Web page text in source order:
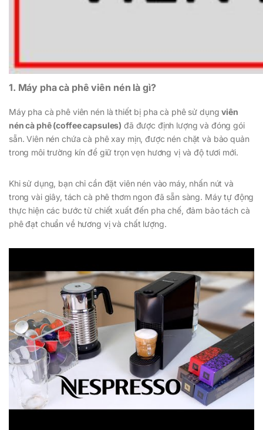
1. Máy pha cà phê viên nén là gì?
Máy pha cà phê viên nén là thiết bị pha cà phê sử dụngviên
nén cà phê (coffee capsules) đã được định lượng và đóng gói
sẵn. Viên nén chứa cà phê xay mịn, được nén chặt và bảo quản
trong môi trường kín để giữ trọn vẹn hương vị và độ tươi mới.
Khi sử dụng, bạn chỉ cần đặt viên nén vào máy, nhấn nút và
trong vài giây, tách cà phê thơm ngon đã sẵn sàng. Máy tự động
thực hiện các bước từ chiết xuất đến pha chế, đảm bảo tách cà
phê đạt chuẩn về hương vị và chất lượng.